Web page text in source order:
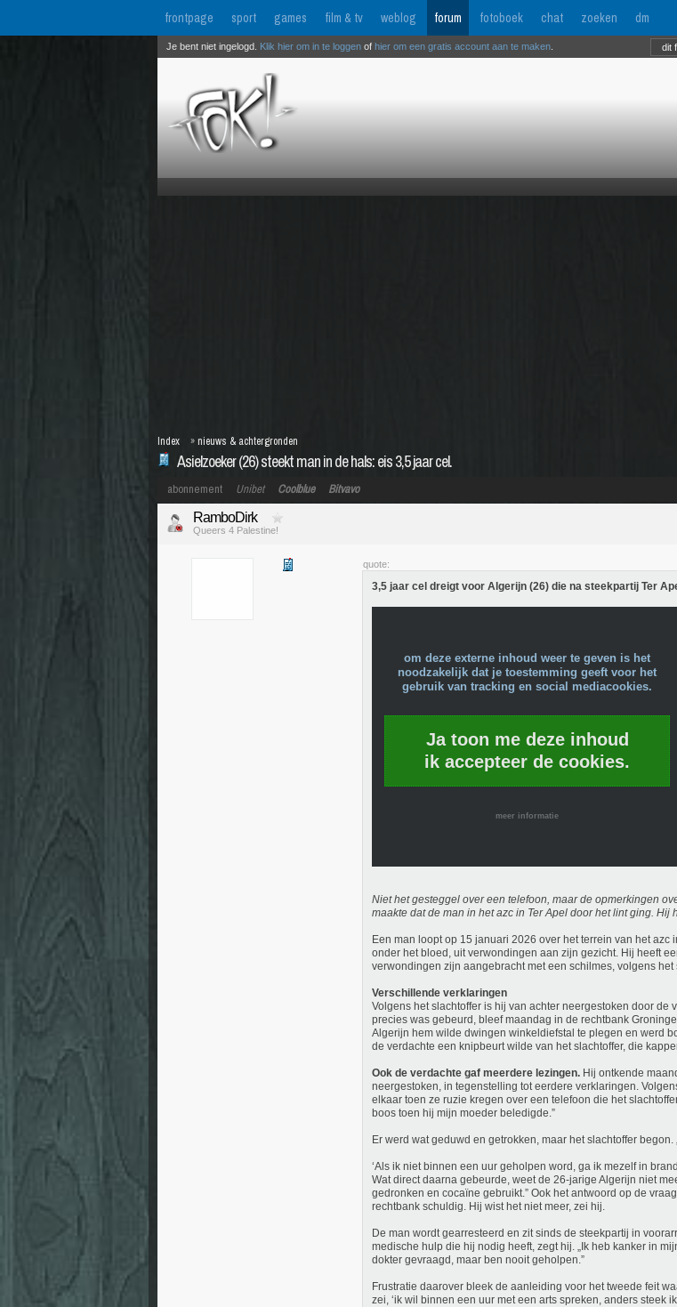
frontpage sport games film & tv weblog forum fotoboek chat zoeken dm
Je bent niet ingelogd. Klik hier om in te loggen of hier om een gratis account aan te maken
Asielzoeker (26) steekt man in de hals: eis 3,5 jaar cel.
Index » nieuws & achtergronden
abonnement Unibet Coolblue Bitvavo
RamboDirk
Queers 4 Palestine!
quote:
3,5 jaar cel dreigt voor Algerijn (26) die na steekpartij Ter
om deze externe inhoud weer te geven is het
noodzakelijk dat je toestemming geeft voor het
gebruik van tracking en social mediacookies.
Ja toon me deze inhoud
ik accepteer de cookies.
meer informatie
Niet het gesteggel over een telefoon, maar de opmerkingen
maakte dat de man in het azc in Ter Apel door het lint ging.
Een man loopt op 15 januari 2026 over het terrein van het azc
onder het bloed, uit verwondingen aan zijn gezicht. Hij heeft
verwondingen zijn aangebracht met een schilmes, volgens
Verschillende verklaringen
Volgens het slachtoffer is hij van achter neergestoken door de
precies was gebeurd, bleef maandag in de rechtbank
Algerijn hem wilde dwingen winkeldiefstal te plegen en werd
de verdachte een knipbeurt wilde van het slachtoffer, die
Ook de verdachte gaf meerdere lezingen. Hij ontkende
neergestoken, in tegenstelling tot eerdere verklaringen.
elkaar toen ze ruzie kregen over een telefoon die het
boos toen hij mijn moeder beledigde.”
Er werd wat geduwd en getrokken, maar het slachtoffer begon.
‘Als ik niet binnen een uur geholpen word, ga ik mezelf in
Wat direct daarna gebeurde, weet de 26-jarige Algerijn niet
gedronken en cocaïne gebruikt.” Ook het antwoord op de
rechtbank schuldig. Hij wist het niet meer, zei hij.
De man wordt gearresteerd en zit sinds de steekpartij in
medische hulp die hij nodig heeft, zegt hij. „Ik heb kanker in
dokter gevraagd, maar ben nooit geholpen.”
Frustratie daarover bleek de aanleiding voor het tweede feit
zei, ‘ik wil binnen een uur met een arts spreken, anders steek